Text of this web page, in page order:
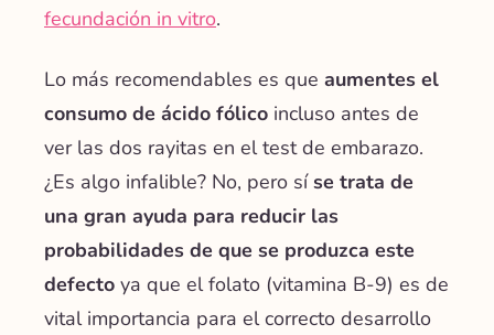
fecundación in vitro.
Lo más recomendables es que aumentes el
consumo de ácido fólico incluso antes de
ver las dos rayitas en el test de embarazo.
¿Es algo infalible? No, pero síse trata de
una gran ayuda para reducir las
probabilidades de que se produzca este
defecto ya que el folato (vitamina B-9) es de
vital importancia para el correcto desarrollo